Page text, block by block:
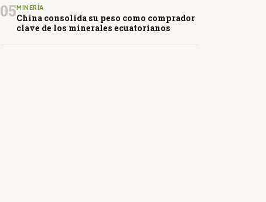
05 MINERÍA
China consolida su peso como comprador
clave de los minerales ecuatorianos